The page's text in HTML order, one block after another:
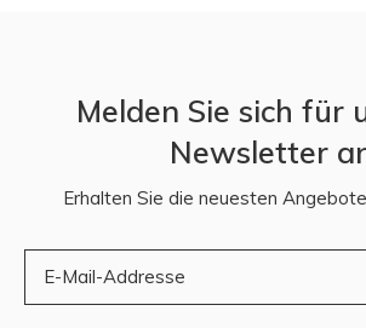
Melden Sie sich für
Newsletter
Erhalten Sie die neuesten